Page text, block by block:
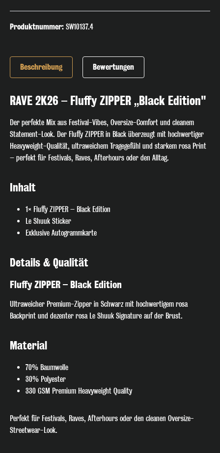
Produktnummer: SW10137.4
Beschreibung Bewertungen
RAVE 2K26 – Fluffy ZIPPER „Black Edition"
Der perfekte Mix aus Festival-Vibes, Oversize-Comfort und cleanem
Statement-Look. Der Fluffy ZIPPER in Black überzeugt mit hochwertiger
Heavyweight-Qualität, ultraweichem Tragegefühl und starkem rosa Print
– perfekt für Festivals, Raves, Afterhours oder den Alltag.
Inhalt
1× Fluffy ZIPPER – Black Edition
Le Shuuk Sticker
Exklusive Autogrammkarte
Details & Qualität
Fluffy ZIPPER – Black Edition
Ultraweicher Premium-Zipper in Schwarz mit hochwertigem rosa
Backprint und dezenter rosa Le Shuuk Signature auf der Brust.
Material
70% Baumwolle
30% Polyester
330 GSM Premium Heavyweight Quality
Perfekt für Festivals, Raves, Afterhours oder den cleanen Oversize-
Streetwear-Look.
🎧 Join the Beat!
Melde dich jetzt für unseren Newsletter an und verpasse keinen
exklusiven Track-Release, Gig-Termin oder Special Deal mehr. Hol
Ich habe die
genommen